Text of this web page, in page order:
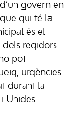
govern en
qui té la
és el
dels regidors
pot
urgències
durant la
i Unides